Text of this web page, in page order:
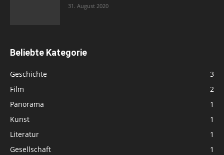
31. August 2020
Beliebte Kategorie
Geschichte
3
Film
2
Panorama
1
Kunst
1
Literatur
1
Gesellschaft
1